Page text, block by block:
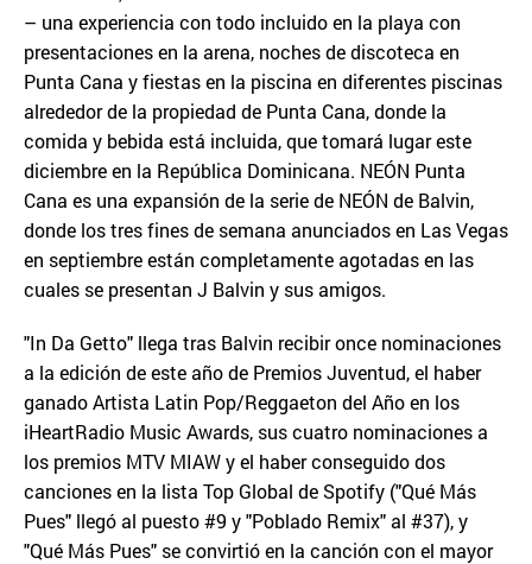
– una experiencia con todo incluido en la playa con
presentaciones en la arena, noches de discoteca en
Punta Cana y fiestas en la piscina en diferentes piscinas
alrededor de la propiedad de Punta Cana, donde la
comida y bebida está incluida, que tomará lugar este
diciembre en la República Dominicana. NEÓN Punta
Cana es una expansión de la serie de NEÓN de Balvin,
donde los tres fines de semana anunciados en Las Vegas
en septiembre están completamente agotadas en las
cuales se presentan J Balvin y sus amigos.
"In Da Getto" llega tras Balvin recibir once nominaciones
a la edición de este año de Premios Juventud, el haber
ganado Artista Latin Pop/Reggaeton del Año en los
iHeartRadio Music Awards, sus cuatro nominaciones a
los premios MTV MIAW y el haber conseguido dos
canciones en la lista Top Global de Spotify ("Qué Más
Pues" llegó al puesto #9 y "Poblado Remix" al #37), y
"Qué Más Pues" se convirtió en la canción con el mayor